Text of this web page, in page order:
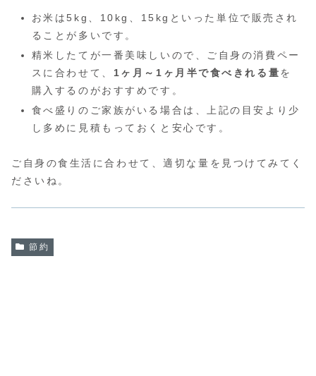
お米は5kg、10kg、15kgといった単位で販売され
ることが多いです。
精米したてが一番美味しいので、ご自身の消費ペー
スに合わせて、 1ヶ月～1ヶ月半で食べきれる量を
購入するのがおすすめです。
食べ盛りのご家族がいる場合は、上記の目安より少
し多めに見積もっておくと安心です。
ご自身の食生活に合わせて、適切な量を見つけてみてく
ださいね。
節約